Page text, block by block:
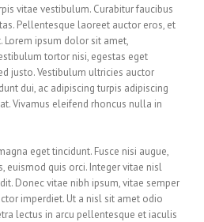
vitae vestibulum. Curabitur faucibus
Pellentesque laoreet auctor eros, et
Lorem ipsum dolor sit amet,
tortor nisi, egestas eget
justo. Vestibulum ultricies auctor
dui, ac adipiscing turpis adipiscing
Vivamus eleifend rhoncus nulla in
eget tincidunt. Fusce nisi augue,
euismod quis orci. Integer vitae nisl
Donec vitae nibh ipsum, vitae semper
imperdiet. Ut a nisl sit amet odio
lectus in arcu pellentesque et iaculis